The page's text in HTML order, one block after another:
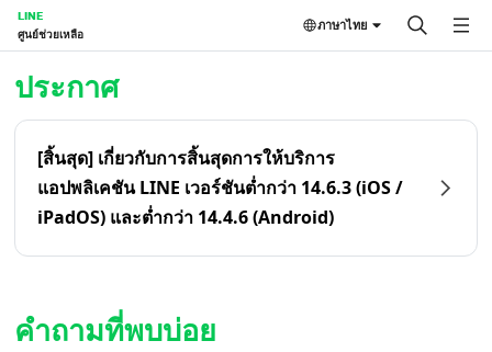
LINE
ศูนย์ช่วยเหลือ
ภาษาไทย
ประกาศ
[สิ้นสุด] เกี่ยวกับการสิ้นสุดการให้บริการ
แอปพลิเคชัน LINE เวอร์ชันต่ำกว่า 14.6.3 (iOS /
iPadOS) และต่ำกว่า 14.4.6 (Android)
คำถามที่พบบ่อย